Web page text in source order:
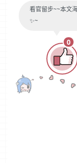
看官留步~~本文
✨~
0